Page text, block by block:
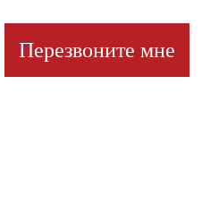
Перезвоните мне